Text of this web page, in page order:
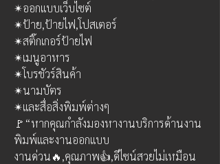
✴ออกแบบเว็บไซต์
✴ป้าย,ป้ายไฟ,โปสเตอร์
✴สติ๊กเกอร์ป้ายไฟ
✴เมนูอาหาร
✴โบรชัวร์สินค้า
✴นามบัตร
✴และสื่อสิ่งพิมพ์ต่างๆ
🚩“หากคุณกำลังมองหางานบริการด้านงาน
พิมพ์และงานออกแบบ
งานด่วน🔥,คุณภาพ👍,ดีไซน์สวยไม่เหมือน